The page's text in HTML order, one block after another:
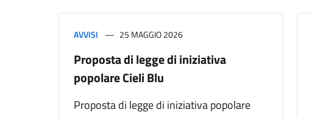
AVVISI 25 MAGGIO 2026
Proposta di legge di iniziativa
popolare Cieli Blu
Proposta di legge di iniziativa popolare